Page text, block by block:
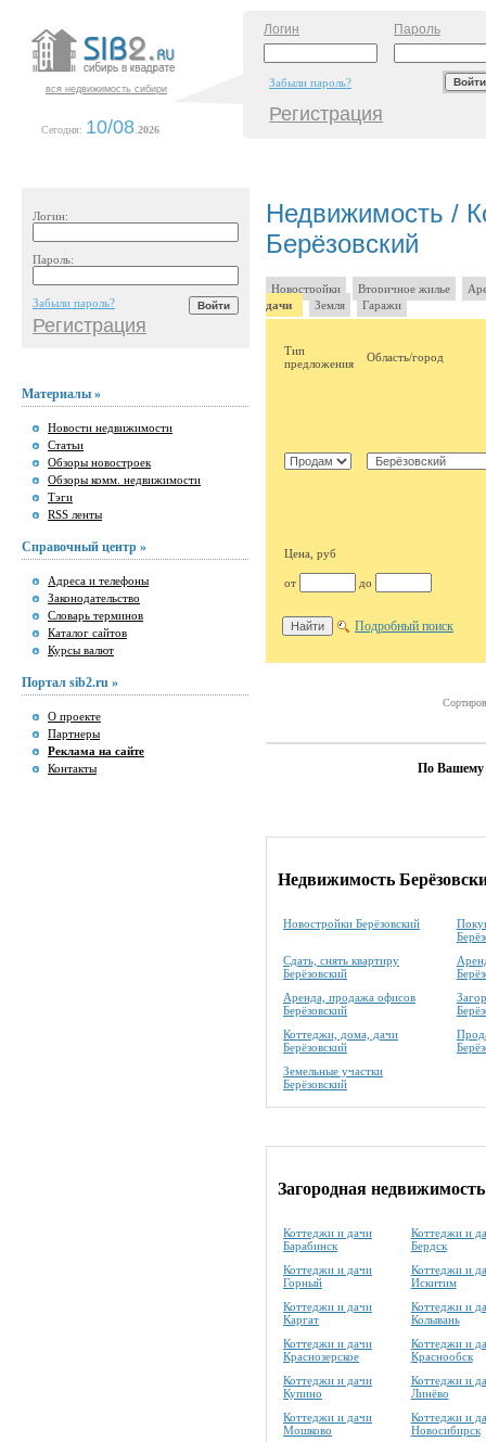
вся недвижимость сибири
Сегодня: 10/08 2026
Логин Пароль
Забыли пароль?
Регистрация
Логин:
Пароль:
Забыли пароль?
Регистрация
Материалы »
Новости недвижимости
Статьи
Обзоры новостроек
Обзоры комм. недвижимости
Тэги
RSS ленты
Справочный центр »
Адреса и телефоны
Законодательство
Словарь терминов
Каталог сайтов
Курсы валют
Портал sib2.ru »
О проекте
Партнеры
Реклама на сайте
Контакты
Недвижимость /
Берёзовский
Новостройки Вторичное жилье
дачи
Земля Гаражи
Тип
предложения
Область/город
Цена, руб
от до
Подробный поиск
По Вашему
Недвижимость
Новостройки Берёзовский
Сдать, снять квартиру
Берёзовский
Аренда, продажа офисов
Берёзовский
Коттеджи, дома, дачи
Берёзовский
Земельные участки
Берёзовский
Загородная
Коттеджи и дачи
Барабинск
Коттеджи и
Бердск
Коттеджи и дачи
Горный
Коттеджи и
Искитим
Коттеджи и дачи
Каргат
Коттеджи и
Колывань
Коттеджи и дачи
Краснозерское
Коттеджи и
Краснообск
Коттеджи и дачи
Купино
Коттеджи и
Линёво
Коттеджи и дачи
Мошково
Коттеджи и
Новосибирск